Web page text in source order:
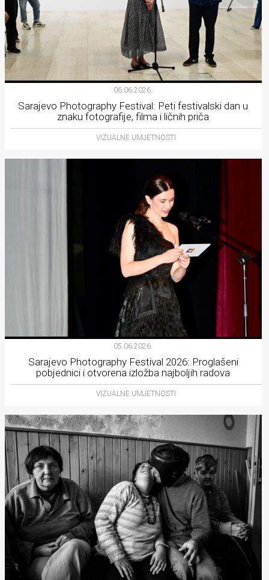
06.06.2026.
Sarajevo Photography Festival: Peti festivalski dan u
znaku fotografije, filma i ličnih priča
VIZUALNE UMJETNOSTI
05.06.2026.
Sarajevo Photography Festival 2026: Proglašeni
pobjednici i otvorena izložba najboljih radova
VIZUALNE UMJETNOSTI